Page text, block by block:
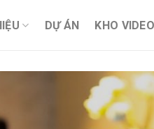
DỰ ÁN KHO VIDEO